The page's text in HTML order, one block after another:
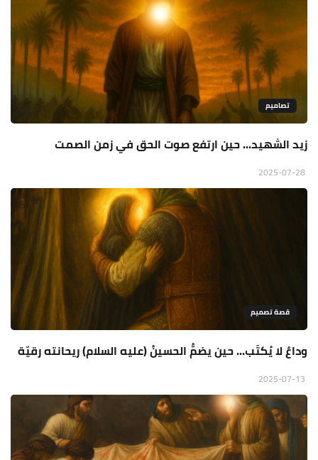
تصاميم
زيد الشهيد... حين ارتفع صوت الحق في زمن الصمت
قصة تصميم
وداعٌ لا يُكتَب... حين يضمُّ الحسينُ (عليه السلام) ريحانته رقيّة